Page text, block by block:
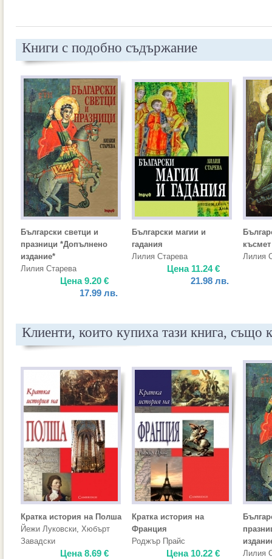
Книги с подобно съдържание
Български светци и
празници *Допълнено
издание*
Лилия Старева
Цена9.20 €
17.99 лв.
Български магии и
гадания
Лилия Старева
Цена 11.24€
21.98 лв.
късмет
Лилия
Клиенти, които купиха тази книга, също
Кратка история на Полша
Йежи Луковски, Хюбърт
Завадски
Цена8.69 €
Кратка история на
Франция
Роджър Прайс
Цена 10.22 €
Лилия